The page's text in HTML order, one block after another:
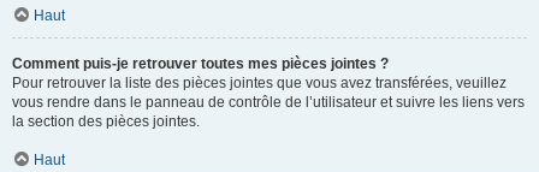
Haut
Comment puis-je retrouver toutes mes pièces jointes ?
Pour retrouver la liste des pièces jointes que vous avez transférées, veuillez
vous rendre dans le panneau de contrôle de l’utilisateur et suivre les liens vers
la section des pièces jointes.
Haut